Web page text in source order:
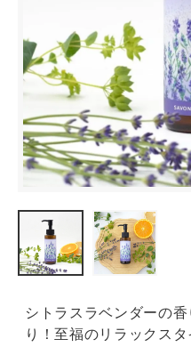
シトラスラベンダーの
り！至福のリラックスタ